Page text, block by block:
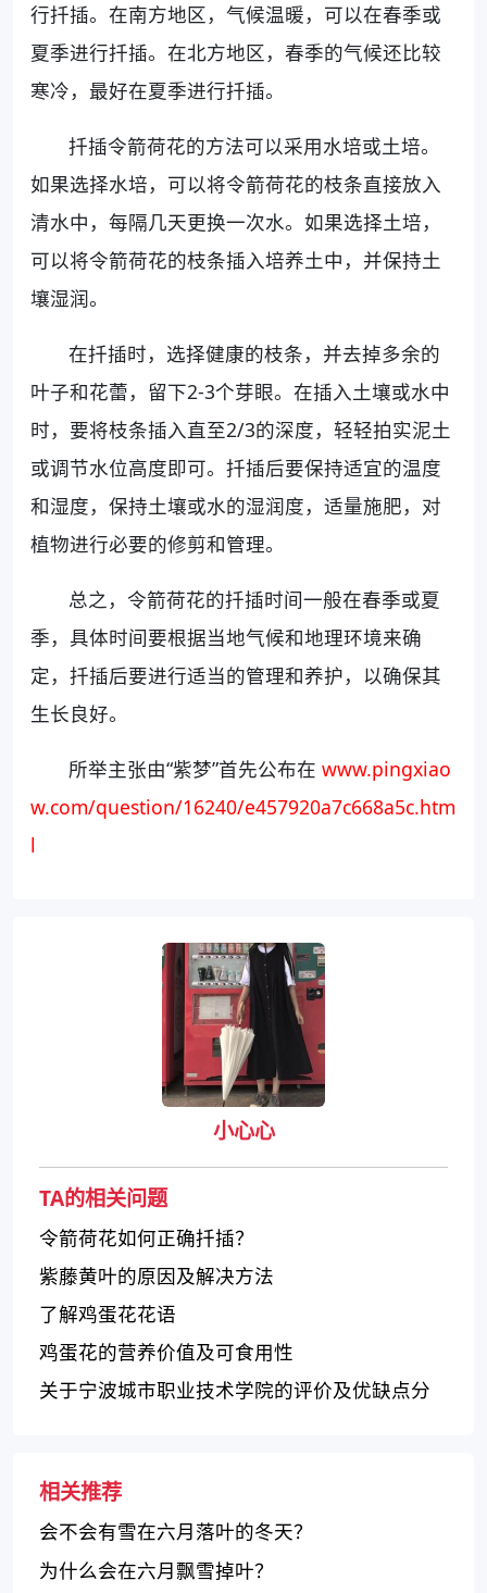
行扦插。在南方地区，气候温暖，可以在春季或
夏季进行扦插。在北方地区，春季的气候还比较
寒冷，最好在夏季进行扦插。
扦插令箭荷花的方法可以采用水培或土培。
如果选择水培，可以将令箭荷花的枝条直接放入
清水中，每隔几天更换一次水。如果选择土培，
可以将令箭荷花的枝条插入培养土中，并保持土
壤湿润。
在扦插时，选择健康的枝条，并去掉多余的
叶子和花蕾，留下2-3个芽眼。在插入土壤或水中
时，要将枝条插入直至2/3的深度，轻轻拍实泥土
或调节水位高度即可。扦插后要保持适宜的温度
和湿度，保持土壤或水的湿润度，适量施肥，对
植物进行必要的修剪和管理。
总之，令箭荷花的扦插时间一般在春季或夏
季，具体时间要根据当地气候和地理环境来确
定，扦插后要进行适当的管理和养护，以确保其
生长良好。
所举主张由“紫梦”首先公布在www.pingxiao
w.com/question/16240/e457920a7c668a5c.htm
l
小心心
TA的相关问题
令箭荷花如何正确扦插？
紫藤黄叶的原因及解决方法
了解鸡蛋花花语
鸡蛋花的营养价值及可食用性
关于宁波城市职业技术学院的评价及优缺点分
相关推荐
会不会有雪在六月落叶的冬天？
为什么会在六月飘雪掉叶？